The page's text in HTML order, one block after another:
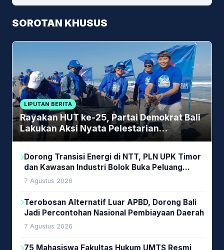
SOROTAN KHUSUS
LIPUTAN BERITA
Rayakan HUT ke-25, Partai Demokrat Bali
Lakukan Aksi Nyata Pelestarian
Lingkungan
Dorong Transisi Energi di NTT, PLN UPK Timor
dan Kawasan Industri Bolok Buka Peluang
Investasi Woodchip untuk Cofiring PLTU Bolok
7 Agustus 2026
Terobosan Alternatif Luar APBD, Dorong Bali
Jadi Percontohan Nasional Pembiayaan Daerah
7 Agustus 2026
75 Mahasiswa Fakultas Hukum UMTS Resmi